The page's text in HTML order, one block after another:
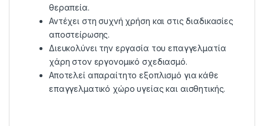
θεραπεία.
Αντέχει στη συχνή χρήση και στις διαδικασίες
αποστείρωσης.
Διευκολύνει την εργασία του επαγγελματία
χάρη στον εργονομικό σχεδιασμό.
Αποτελεί απαραίτητο εξοπλισμό για κάθε
επαγγελματικό χώρο υγείας και αισθητικής.